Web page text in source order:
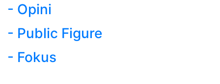
- Opini
- Public Figure
- Fokus